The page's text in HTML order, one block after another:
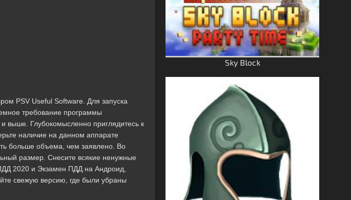
PSV Useful Software. Для запуска
требование программы
выше. Глубокомысленно приглядитесь к
наличие на данном аппарате
больше объема, чем заявлено. Во
размер. Снесите всякие ненужные
2020 и Экзамен ПДД на Андроид,
свежую версию, где были убраны
Sky Block